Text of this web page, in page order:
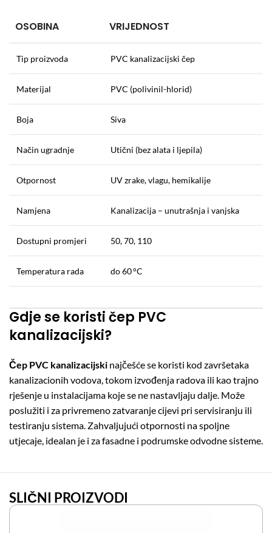
OSOBINA VRIJEDNOST
Tip proizvoda PVC kanalizacijski čep
Materijal PVC (polivinil-hlorid)
Boja Siva
Način ugradnje Utični (bez alata i ljepila)
Otpornost UV zrake, vlagu, hemikalije
Namjena Kanalizacija – unutrašnja i vanjska
Dostupni promjeri 50, 70, 110
Temperatura rada do 60 °C
Gdje se koristi čep PVC
kanalizacijski?
Čep PVC kanalizacijski najčešće se koristi kod završetaka
kanalizacionih vodova, tokom izvođenja radova ili kao trajno
rješenje u instalacijama koje se ne nastavljaju dalje. Može
poslužiti i za privremeno zatvaranje cijevi pri servisiranju ili
testiranju sistema. Zahvaljujući otpornosti na spoljne
utjecaje, idealan je i za fasadne i podrumske odvodne sisteme.
SLIČNI PROIZVODI